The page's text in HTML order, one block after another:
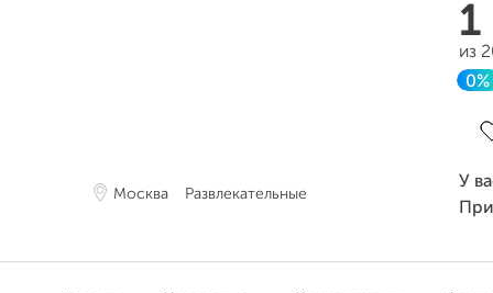
Москва Развлекательные
из
0%
У